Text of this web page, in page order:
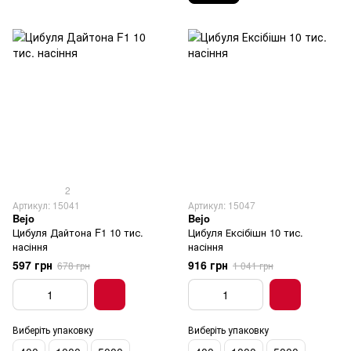
2
Артикул: 15041
Bejo
Цибуля Дайтона F1 10 тис.
насіння
597 грн 678 грн
Виберіть упаковку
Артикул: 15047
Bejo
Цибуля Ексібішн 10 тис.
насіння
916 грн 1 041 грн
Виберіть упаковку